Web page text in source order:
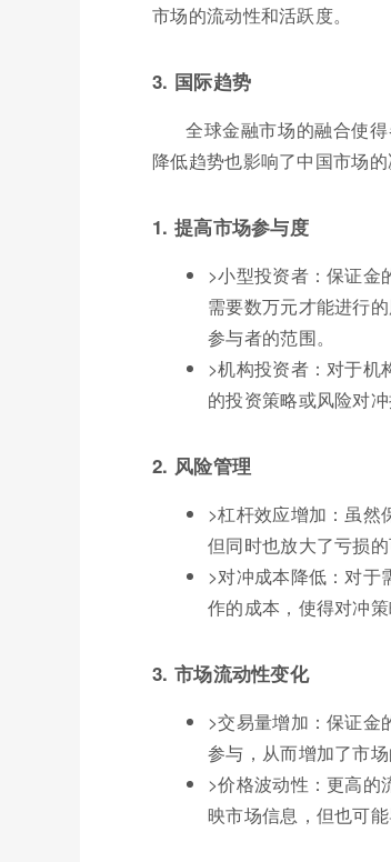
市场的流动性和活跃度。
3. 国际趋势
全球金融市场的融合使
降低趋势也影响了中国市场的
1. 提高市场参与度
>小型投资者：保证金
需要数万元才能进行
参与者的范围。
>机构投资者：对于机
的投资策略或风险对
2. 风险管理
>杠杆效应增加：虽然
但同时也放大了亏损
>对冲成本降低：对于
作的成本，使得对冲策
3. 市场流动性变化
>交易量增加：保证金
参与，从而增加了市场
>价格波动性：更高的
映市场信息，但也可能